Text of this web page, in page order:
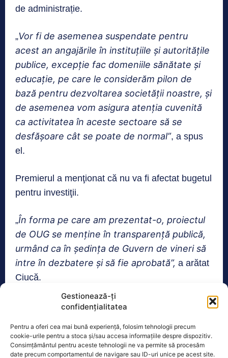
Gestionează-ți
confidențialitatea
Pentru a oferi cea mai bună experiență, folosim tehnologii precum
cookie-urile pentru a stoca și/sau accesa informațiile despre dispozitiv.
Consimțământul pentru aceste tehnologii ne va permite să procesăm
date precum comportamentul de navigare sau ID-uri unice pe acest site.
de administrație.
„Vor fi de asemenea suspendate pentru
acest an angajările în instituţiile şi autorităţile
publice, excepţie fac domeniile sănătate şi
educaţie, pe care le considerăm pilon de
bază pentru dezvoltarea societăţii noastre, şi
de asemenea vom asigura atenţia cuvenită
ca activitatea în aceste sectoare să se
desfăşoare cât se poate de normal”, a spus
el.
Premierul a menţionat că nu va fi afectat bugetul
pentru investiţii.
„În forma pe care am prezentat-o, proiectul
de OUG se menţine în transparenţă publică,
urmând ca în şedinţa de Guvern de vineri să
intre în dezbatere şi să fie aprobată”, a arătat
Ciucă.
NICOLAE CIUCĂ
Realitatea